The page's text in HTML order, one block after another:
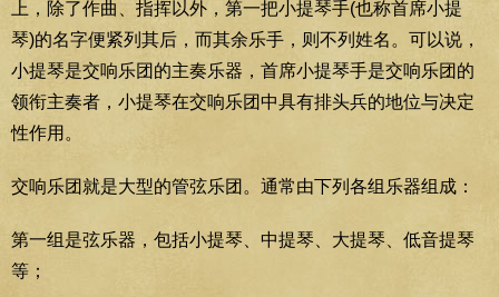
上，除了作曲、指挥以外，第一把小提琴手(也称首席小提
琴)的名字便紧列其后，而其余乐手，则不列姓名。可以说，
小提琴是交响乐团的主奏乐器，首席小提琴手是交响乐团的
领衔主奏者，小提琴在交响乐团中具有排头兵的地位与决定
性作用。
交响乐团就是大型的管弦乐团。通常由下列各组乐器组成：
第一组是弦乐器，包括小提琴、中提琴、大提琴、低音提琴
等；